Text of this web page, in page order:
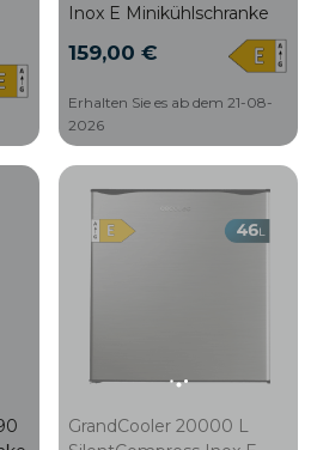
Inox E Minikühlschranke
159,00 €
Erhalten Sie es ab dem 21-08-
2026
GrandCooler 20000 L